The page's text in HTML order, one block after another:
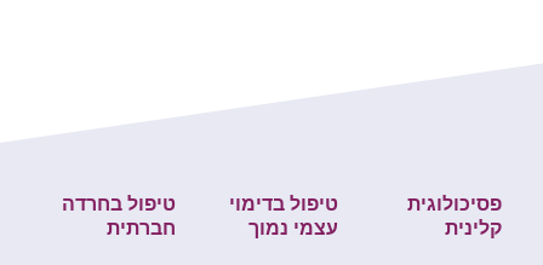
פסיכולוגית
קלינית
טיפול בדימוי
עצמי נמוך
טיפול בחרדה
חברתית